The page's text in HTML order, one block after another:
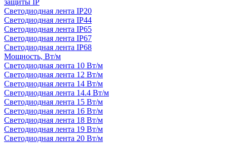
защиты IP
Светодиодная лента IP20
Светодиодная лента IP44
Светодиодная лента IP65
Светодиодная лента IP67
Светодиодная лента IP68
Мощность, Вт/м
Светодиодная лента 10 Вт/м
Светодиодная лента 12 Вт/м
Светодиодная лента 14 Вт/м
Светодиодная лента 14.4 Вт/м
Светодиодная лента 15 Вт/м
Светодиодная лента 16 Вт/м
Светодиодная лента 18 Вт/м
Светодиодная лента 19 Вт/м
Светодиодная лента 20 Вт/м